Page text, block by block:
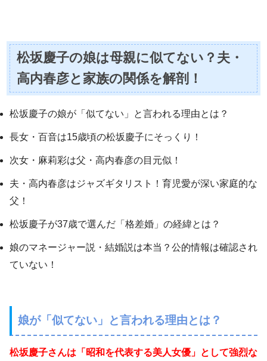
松坂慶子の娘は母親に似てない？夫・
高内春彦と家族の関係を解剖！
松坂慶子の娘が「似てない」と言われる理由とは？
長女・百音は15歳頃の松坂慶子にそっくり！
次女・麻莉彩は父・高内春彦の目元似！
夫・高内春彦はジャズギタリスト！育児愛が深い家庭的な
父！
松坂慶子が37歳で選んだ「格差婚」の経緯とは？
娘のマネージャー説・結婚説は本当？公的情報は確認され
ていない！
娘が「似てない」と言われる理由とは？
松坂慶子さんは「昭和を代表する美人女優」として強烈な